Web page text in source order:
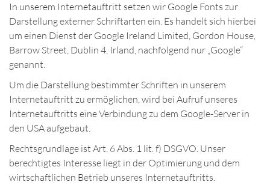
In unserem Internetauftritt setzen wir Google Fonts zur
Darstellung externer Schriftarten ein. Es handelt sich hierbei
um einen Dienst der Google Ireland Limited, Gordon House,
Barrow Street, Dublin 4, Irland, nachfolgend nur „Google“
genannt.
Um die Darstellung bestimmter Schriften in unserem
Internetauftritt zu ermöglichen, wird bei Aufruf unseres
Internetauftritts eine Verbindung zu dem Google-Server in
den USA aufgebaut.
Rechtsgrundlage ist Art. 6 Abs. 1 lit. f) DSGVO. Unser
berechtigtes Interesse liegt in der Optimierung und dem
wirtschaftlichen Betrieb unseres Internetauftritts.